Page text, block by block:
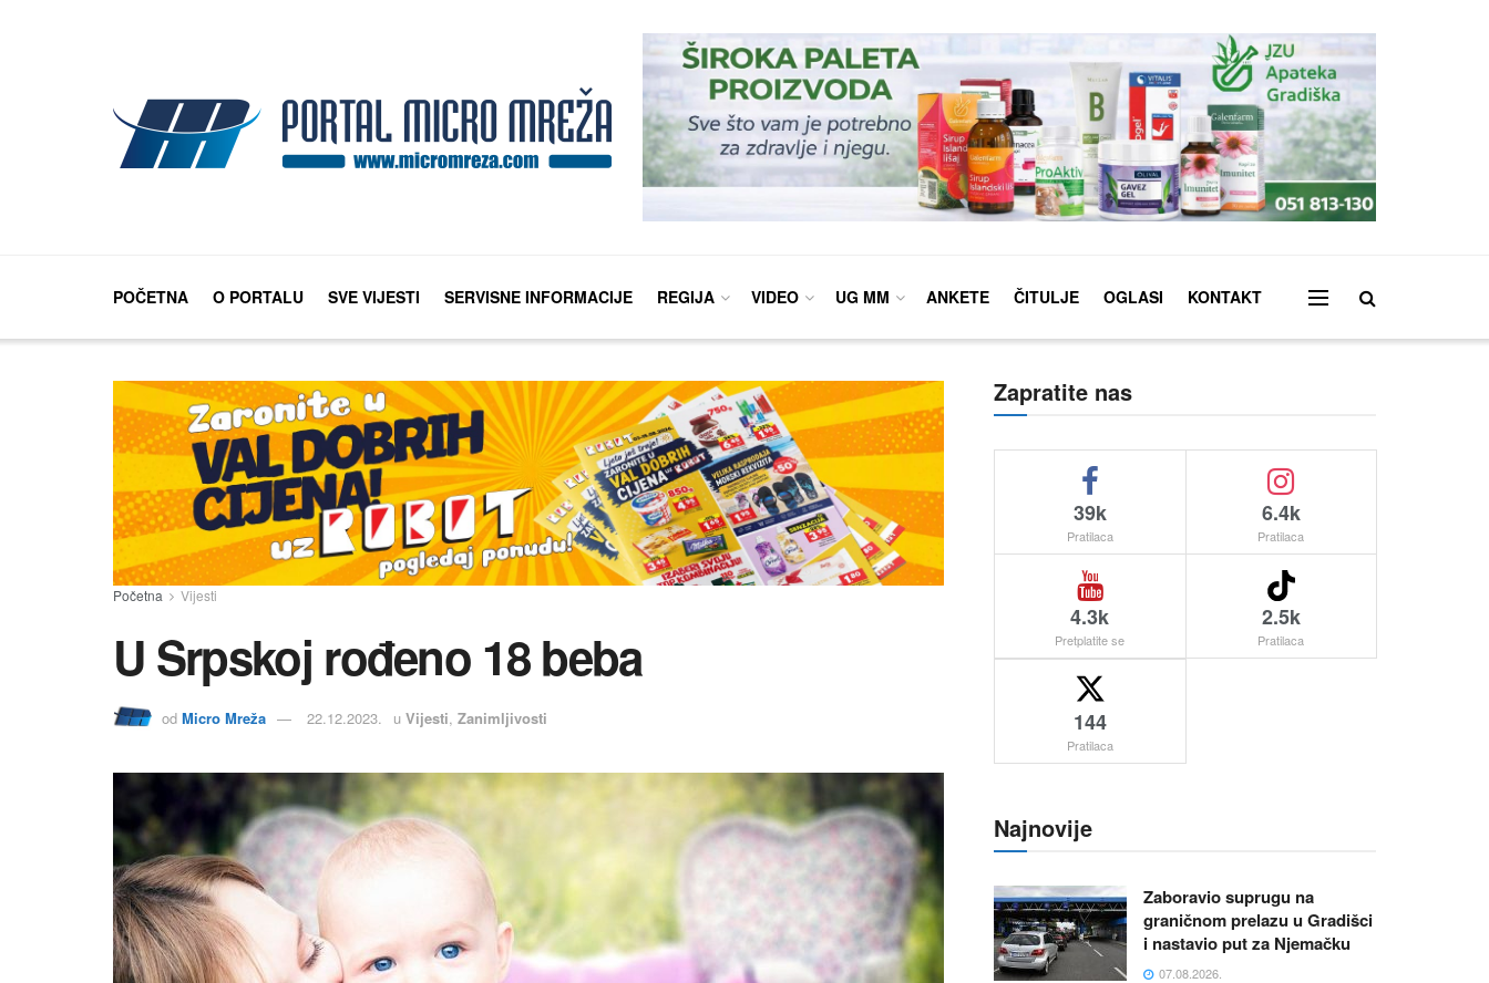
POČETNA O PORTALU SVE VIJESTI SERVISNE INFORMACIJE REGIJA VIDEO UG MM ANKETE ČITULJE OGLASI KONTAKT
Početna Vijesti
U Srpskoj rođeno 18 beba
od Micro Mreža 22.12.2023. u Vijesti, Zanimljivosti
Zapratite nas
39k
Pratilaca
6.4k
Pratilaca
4.3k
Pretplatite se
2.5k
Pratilaca
144
Pratilaca
Najnovije
Zaboravio suprugu na
graničnom prelazu u Gradišci
i nastavio put za Njemačku
07.08.2026.